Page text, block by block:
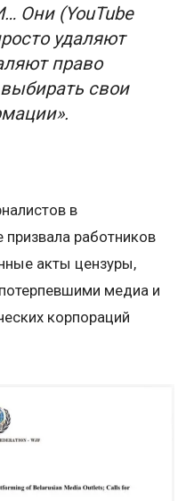
Они (YouTube
удаляют
право
свои
в
работников
акты цензуры,
медиа и
корпораций